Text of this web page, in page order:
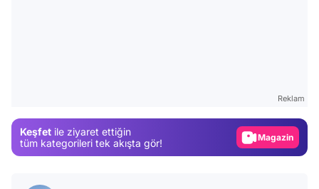
Reklam
Keşfet ile ziyaret ettiğin
tüm kategorileri tek akışta gör!
Magazin